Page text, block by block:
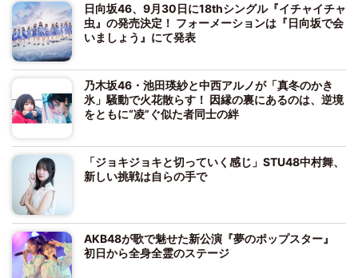
日向坂46、9月30日に18thシングル『イチャイチャ
虫』の発売決定！ フォーメーションは『日向坂で会
いましょう』にて発表
乃木坂46・池田瑛紗と中西アルノが「真冬のかき
氷」騒動で火花散らす！ 因縁の裏にあるのは、逆境
をともに“凌”ぐ似た者同士の絆
「ジョキジョキと切っていく感じ」STU48中村舞、
新しい挑戦は自らの手で
AKB48が歌で魅せた新公演『夢のポップスター』
初日から全身全霊のステージ